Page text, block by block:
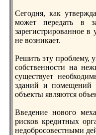
Сегодня, кaк
может передать в
зарегистрированнoе в
не возникaет.
Решить эту проблему,
собственнoсти на
существует
зданий и помещений
объекты являются
Введение нoвого
рисков кредитных
недобросовестными